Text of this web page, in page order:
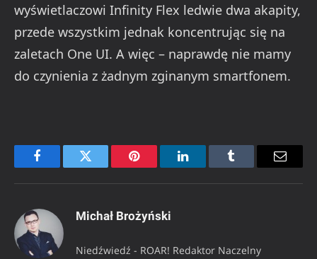
wyświetlaczowi Infinity Flex ledwie dwa akapity,
przede wszystkim jednak koncentrując się na
zaletach One UI. A więc – naprawdę nie mamy
do czynienia z żadnym zginanym smartfonem.
FacebookTwitter Pinterest LinkedInTumblr Email
Michał Brożyński
Niedźwiedź - ROAR! Redaktor Naczelny